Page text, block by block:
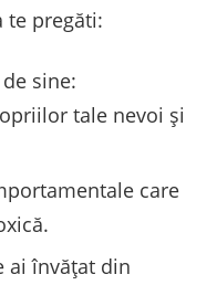
te pregăti:
sine:
tale nevoi și
care
ai învățat din